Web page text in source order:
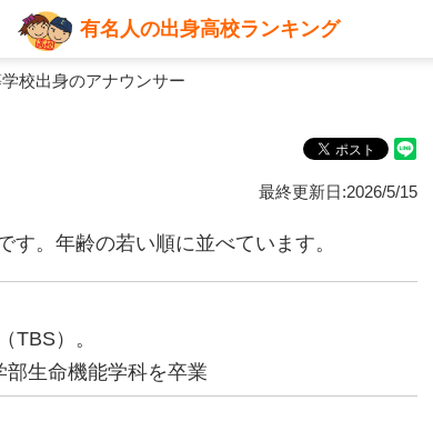
有名人の出身高校ランキング
校出身のアナウンサー
最終更新日:2026/5/15
。年齢の若い順に並べています。
TBS）。
部生命機能学科を卒業